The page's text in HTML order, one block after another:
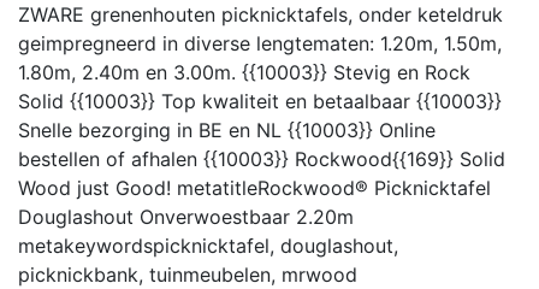
ZWARE grenenhouten picknicktafels, onder keteldruk
geimpregneerd in diverse lengtematen: 1.20m, 1.50m,
1.80m, 2.40m en 3.00m. {{10003}} Stevig en Rock
Solid {{10003}} Top kwaliteit en betaalbaar {{10003}}
Snelle bezorging in BE en NL {{10003}} Online
bestellen of afhalen {{10003}} Rockwood{{169}} Solid
Wood just Good! metatitleRockwood® Picknicktafel
Douglashout Onverwoestbaar 2.20m
metakeywordspicknicktafel, douglashout,
picknickbank, tuinmeubelen, mrwood